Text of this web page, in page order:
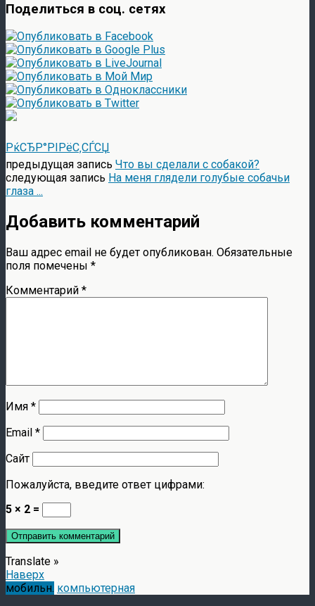
Поделиться в соц. сетях
РќСЂР°РІРёС‚СЃСЏ
предыдущая запись Что вы сделали с собакой?
следующая запись На меня глядели голубые собачьи
глаза ...
Добавить комментарий
Ваш адрес email не будет опубликован. Обязательные
поля помечены *
Комментарий *
Имя *
Email *
Сайт
Пожалуйста, введите ответ цифрами:
5 × 2 =
Translate »
Наверх
мобильн. компьютерная